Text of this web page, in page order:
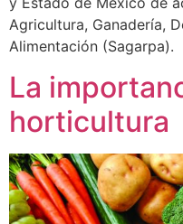
Agricultura, Ganadería,
Alimentación (Sagarpa).
La
horticultura